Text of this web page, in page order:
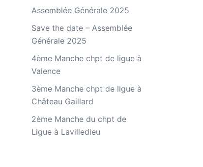
Assemblée Générale 2025
Save the date – Assemblée
Générale 2025
4ème Manche chpt de ligue à
Valence
3ème Manche chpt de ligue à
Château Gaillard
2ème Manche du chpt de
Ligue à Lavilledieu